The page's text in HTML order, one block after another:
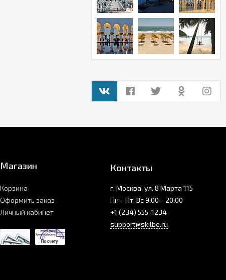
Магазин
Корзина
Оформить заказ
Личный кабинет
Контакты
г. Москва, ул. 8 Марта 115
Пн—Пт, Вс 9:00—20:00
+1 (234) 555-1234
support@skilbe.ru